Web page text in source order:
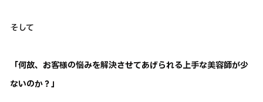
そして
「何故、お客様の悩みを解決させてあげられる上手な美容師が少
ないのか？」